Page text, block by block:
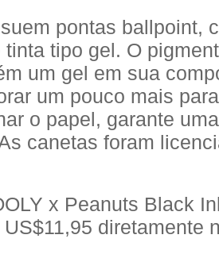
pontas ballpoint,
tipo gel. O
um gel em sua
um pouco mais
o papel, garante
canetas foram
x Peanuts Black
diretamente